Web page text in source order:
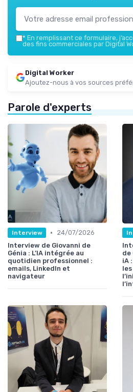
* En remplissant ce formulaire,
des fins commerciales par Digital
Digital Worker
Ajoutez-nous à vos sources
Parole d'experts
Interview •
24/07/2026
Interview de Giovanni de
Génia : L’IA intégrée au
quotidien professionnel :
emails, LinkedIn et
navigateur
de
iA